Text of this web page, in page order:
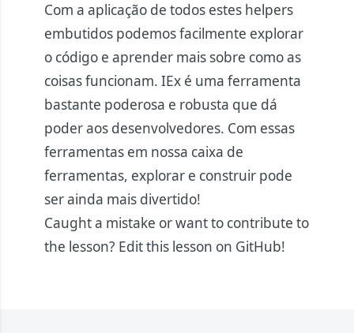
Com a aplicação de todos estes helpers
embutidos podemos facilmente explorar
o código e aprender mais sobre como as
coisas funcionam. IEx é uma ferramenta
bastante poderosa e robusta que dá
poder aos desenvolvedores. Com essas
ferramentas em nossa caixa de
ferramentas, explorar e construir pode
ser ainda mais divertido!
Caught a mistake or want to contribute to
the lesson? Edit this lesson on GitHub!